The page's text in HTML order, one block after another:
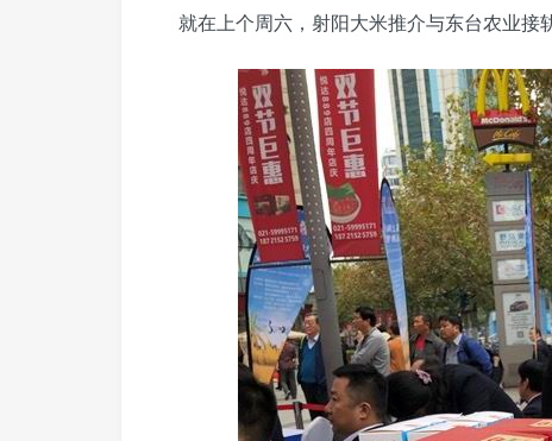
就在上个周六，射阳大米推介与东台农业接